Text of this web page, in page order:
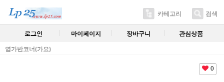
카테고리 검색
로그인 마이페이지 장바구니 관심상품
염가반코너(가요)
0